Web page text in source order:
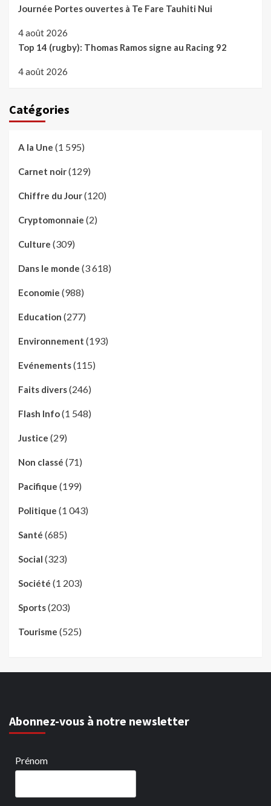
Journée Portes ouvertes à Te Fare Tauhiti Nui
4 août 2026
Top 14 (rugby): Thomas Ramos signe au Racing 92
4 août 2026
Catégories
A la Une (1 595)
Carnet noir(129)
Chiffre du Jour(120)
Cryptomonnaie (2)
Culture (309)
Dans le monde (3 618)
Economie (988)
Education (277)
Environnement (193)
Evénements(115)
Faits divers(246)
Flash Info(1 548)
Justice (29)
Non classé (71)
Pacifique (199)
Politique (1 043)
Santé (685)
Social (323)
Société (1 203)
Sports(203)
Tourisme (525)
Abonnez-vous à notre newsletter
Prénom